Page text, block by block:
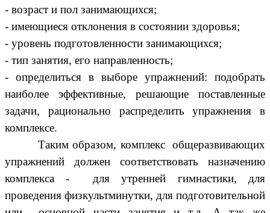
- возраст и пол занимающихся;
- имеющиеся отклонения в состоянии здоровья;
- уровень подготовленности занимающихся;
- тип занятия, его направленность;
- определиться в выборе упражнений: подобрать
наиболее эффективные, решающие поставленные
задачи, рационально распределить упражнения в
комплексе.
Таким образом, комплекс общеразвивающих
упражнений должен соответствовать назначению
комплекса - для утренней гимнастики, для
проведения физкультминутки, для подготовительной